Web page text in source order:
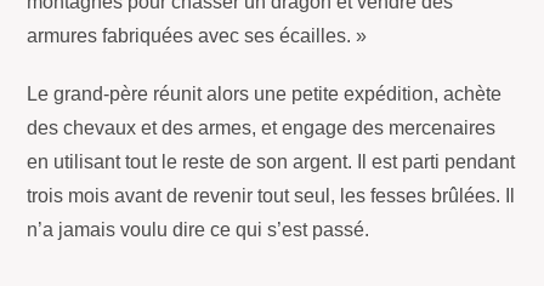
armures fabriquées avec ses écailles. »
Le grand-père réunit alors une petite expédition, achète
des chevaux et des armes, et engage des mercenaires
en utilisant tout le reste de son argent. Il est parti pendant
trois mois avant de revenir tout seul, les fesses brûlées. Il
n’a jamais voulu dire ce qui s’est passé.